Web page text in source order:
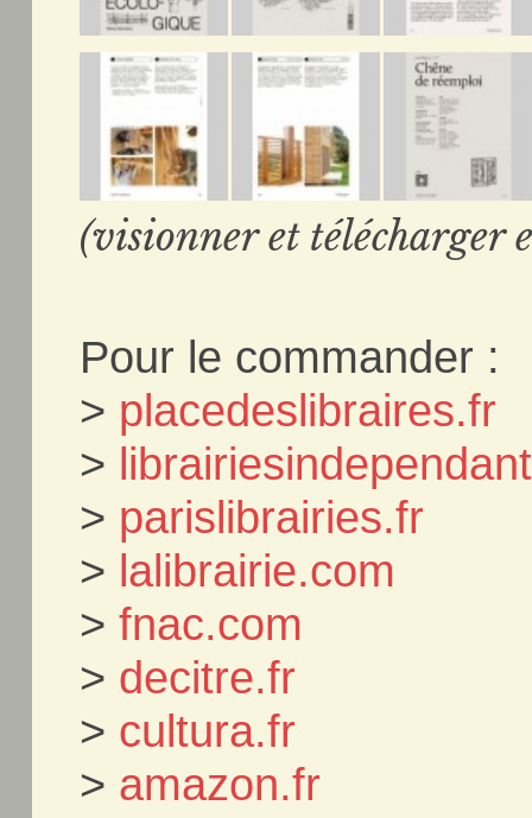
(visionner et télécharger
Pour le commander :
> placedeslibraires.fr
>
> parislibrairies.fr
> lalibrairie.com
>fnac.com
> decitre.fr
> cultura.fr
> amazon.fr